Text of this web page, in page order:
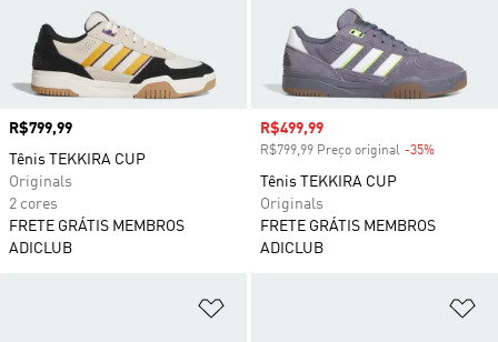
Preço
R$799,99
Tênis TEKKIRA CUP
Originals
2 cores
FRETE GRÁTIS MEMBROS
ADICLUB
Preço com desconto
R$499,99
R$799,99 Preço original -35%
Tênis TEKKIRA CUP
Originals
FRETE GRÁTIS MEMBROS
ADICLUB